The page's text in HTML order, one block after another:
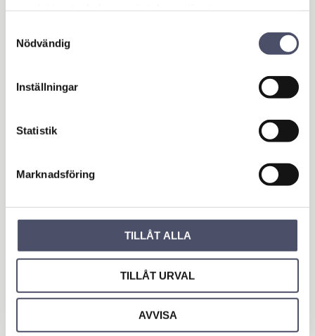
Nödvändig
Inställningar
Statistik
Marknadsföring
TILLÅT ALLA
TILLÅT URVAL
AVVISA
Omdömen
Bli den första att lämna ett omdöme.
14,00KR